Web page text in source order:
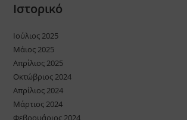
Ιστορικό
Ιούλιος 2025
Μάιος 2025
Απρίλιος 2025
Οκτώβριος 2024
Απρίλιος 2024
Μάρτιος 2024